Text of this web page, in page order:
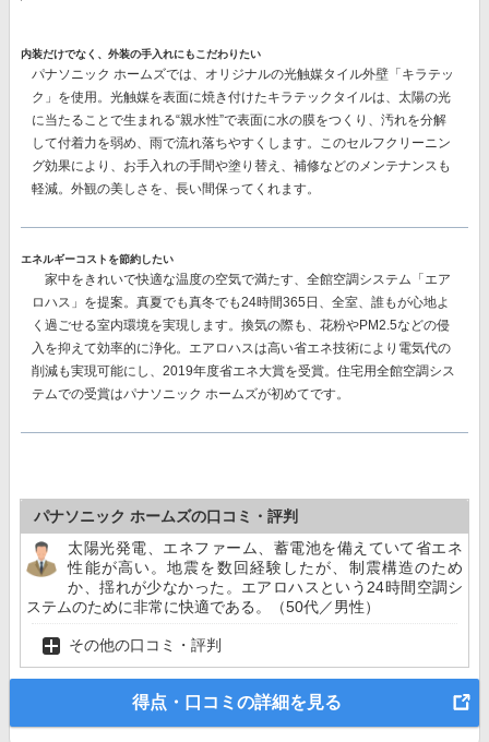
内装だけでなく、外装の手入れにもこだわりたい
パナソニック ホームズでは、オリジナルの光触媒タイル外壁「キラテッ
ク」 を使用。光触媒を表面に焼き付けたキラテックタイルは、太陽の光
に当たることで生まれる“親水性”で表面に水の膜をつくり、汚れを分解
して付着力を弱め、雨で流れ落ちやすくします。このセルフクリーニン
グ効果により、 お手入れの手間や塗り替え、補修などのメンテナンスも
軽減。 外観の美しさを、長い間保ってくれます。
エネルギーコストを節約したい
家中をきれいで快適な温度の空気で満たす、 全館空調システム「エア
ロハス」 を提案。真夏でも真冬でも24時間365日、全室、誰もが心地よ
く過ごせる室内環境を実現します。換気の際も、花粉やPM2.5などの侵
入を抑えて効率的に浄化。エアロハスは高い省エネ技術により電気代の
削減も実現可能にし、 2019年度省エネ大賞を受賞。 住宅用全館空調シス
テムでの受賞はパナソニック ホームズが初めてです。
パナソニック ホームズの口コミ・評判
太陽光発電、エネファーム、蓄電池を備えていて省エネ
性能が高い。地震を数回経験したが、制震構造のため
か、揺れが少なかった。エアロハスという24時間空調シ
ステムのために非常に快適である。（50代／男性）
その他の口コミ・評判
得点・口コミの詳細を見る